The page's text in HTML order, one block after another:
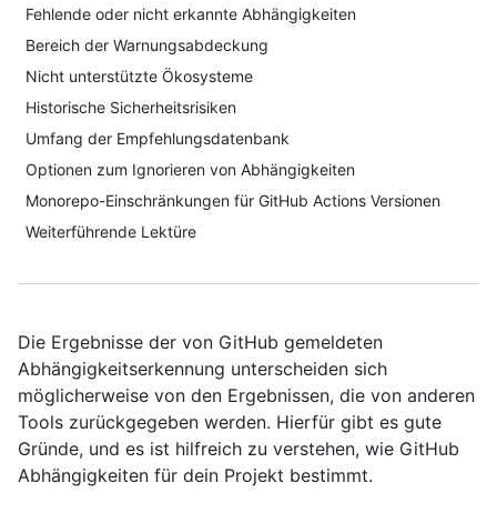
Fehlende oder nicht erkannte Abhängigkeiten
Bereich der Warnungsabdeckung
Nicht unterstützte Ökosysteme
Historische Sicherheitsrisiken
Umfang der Empfehlungsdatenbank
Optionen zum Ignorieren von Abhängigkeiten
Monorepo-Einschränkungen für GitHub Actions Versionen
Weiterführende Lektüre
Die Ergebnisse der von GitHub gemeldeten
Abhängigkeitserkennung unterscheiden sich
möglicherweise von den Ergebnissen, die von anderen
Tools zurückgegeben werden. Hierfür gibt es gute
Gründe, und es ist hilfreich zu verstehen, wie GitHub
Abhängigkeiten für dein Projekt bestimmt.